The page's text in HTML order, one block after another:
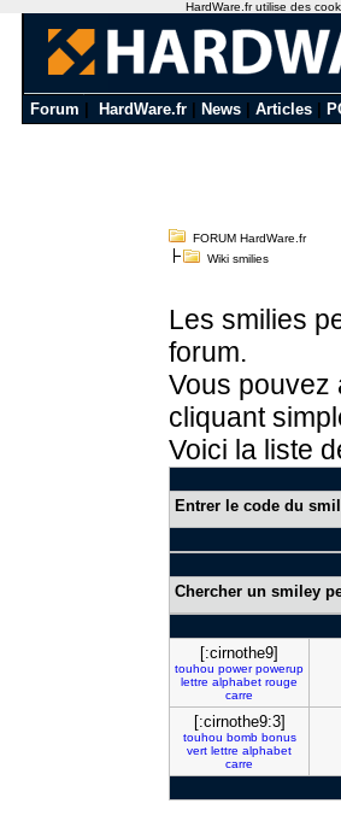
Forum HardWare.fr News Articles
FORUM HardWare.fr
Wiki smilies
Les smilies
forum.
Vous pouvez
cliquant
Voici la liste
Entrer le code du
Chercher un smiley
[:cirnothe9]
touhou power powerup
lettre alphabet rouge
carre
[:cirnothe9:3]
touhou bomb bonus
vert lettre alphabet
carre
HardWare.fr utilise des